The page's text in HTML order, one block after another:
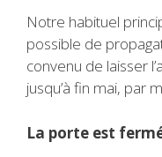
Notre habituel
possible de
convenu de laisser
jusqu’à fin mai, par
La porte est